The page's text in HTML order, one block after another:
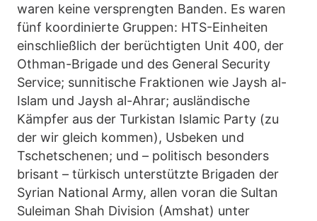
waren keine versprengten Banden. Es waren
fünf koordinierte Gruppen: HTS-Einheiten
einschließlich der berüchtigten Unit 400, der
Othman-Brigade und des General Security
Service; sunnitische Fraktionen wie Jaysh al-
Islam und Jaysh al-Ahrar; ausländische
Kämpfer aus der Turkistan Islamic Party (zu
der wir gleich kommen), Usbeken und
Tschetschenen; und – politisch besonders
brisant – türkisch unterstützte Brigaden der
Syrian National Army, allen voran die Sultan
Suleiman Shah Division (Amshat) unter